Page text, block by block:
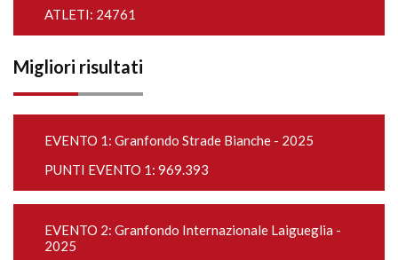
ATLETI: 24761
Migliori risultati
EVENTO 1: Granfondo Strade Bianche - 2025
PUNTI EVENTO 1: 969.393
EVENTO 2: Granfondo Internazionale Laigueglia -
2025